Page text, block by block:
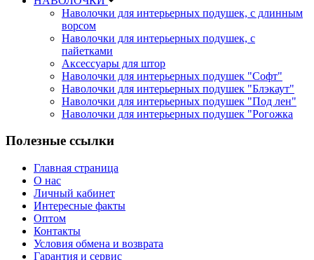
Наволочки для интерьерных подушек, с длинным
ворсом
Наволочки для интерьерных подушек, с
пайетками
Аксессуары для штор
Наволочки для интерьерных подушек "Софт"
Наволочки для интерьерных подушек "Блэкаут"
Наволочки для интерьерных подушек "Под лен"
Наволочки для интерьерных подушек "Рогожка
Полезные ссылки
Главная страница
О нас
Личный кабинет
Интересные факты
Оптом
Контакты
Условия обмена и возврата
Гарантия и сервис